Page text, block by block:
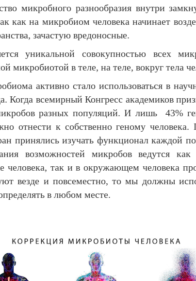
микробного разнообразия внутри
как на микробиом человека начинает
зачастую вредоносные.
уникальной совокупностью всех
микробиотой в теле, на теле, вокруг тела
активно стало использоваться в
Когда всемирный Конгресс академиков
разных популяций. И лишь 43%
отнести к собственно геному человека.
принялись изучать функционал каждой
возможностей микробов ведутся как
человека, так и в окружающем человека
везде и повсеместно, то мы должны
в любом месте.